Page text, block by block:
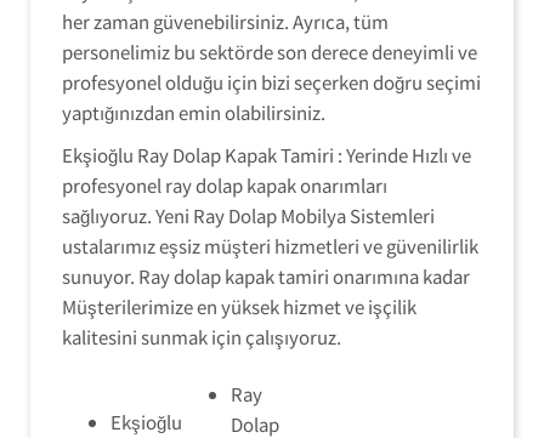
her zaman güvenebilirsiniz. Ayrıca, tüm
personelimiz bu sektörde son derece deneyimli ve
profesyonel olduğu için bizi seçerken doğru seçimi
yaptığınızdan emin olabilirsiniz.
Ekşioğlu Ray Dolap Kapak Tamiri : Yerinde Hızlı ve
profesyonel ray dolap kapak onarımları
sağlıyoruz. Yeni Ray Dolap Mobilya Sistemleri
ustalarımız eşsiz müşteri hizmetleri ve güvenilirlik
sunuyor. Ray dolap kapak tamiri onarımına kadar
Müşterilerimize en yüksek hizmet ve işçilik
kalitesini sunmak için çalışıyoruz.
Ekşioğlu
Ray
Dolap